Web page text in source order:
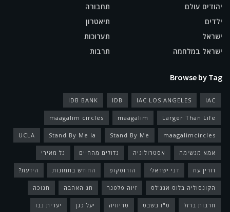
יהודים עולם
ילדים
ישראל
ישראל במלחמה
תחבורה
תיאטרון
תערוכות
תרבות
Browse by Tag
IAC
IAC LOS ANGELES
IDB
IDB BANK
Larger Than Life
maagalim
maagalim circles
maagalimcircles
Stand By Me
Stand By Me la
UCLA
אמא מגשימה אסטרולוגיה גדולים מהחיים גל מאירי
דורין עוז דני ישראלי הורוסקופ החודש בתמונות הידעת?
הקונסוליה בלוס אנג'לס זיוה פלטנר חג האהבה חנוכה
חרבות ברזל ט"ו בשבט טריוויה יעל כגן יערית נבו